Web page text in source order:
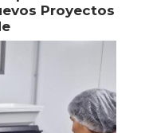
Proyectos